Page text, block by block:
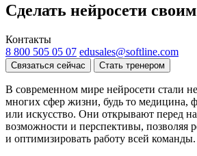
Сделать нейросети
Контакты
8 800 505 05 07 edusales@softline.com
Связаться сейчас Стать тренером
В современном мире нейросети стали
многих сфер жизни, будь то медицина,
или искусство. Они открывают перед
возможности и перспективы, позволяя
и оптимизировать работу всей команды.